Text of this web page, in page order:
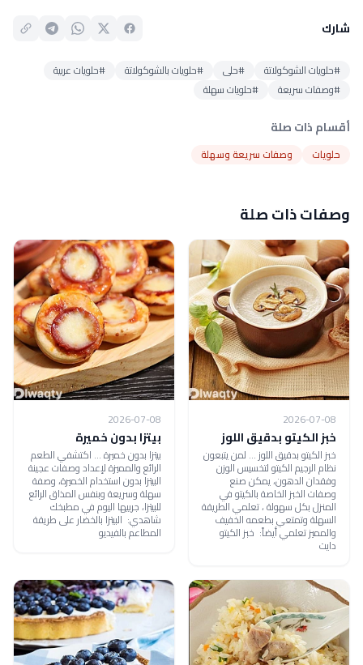
شارك
#حلويات الشوكولاتة #حلى #حلويات بالشوكولاتة
#حلويات عربية
#وصفات سريعة
#حلويات سهلة
أقسام ذات صلة
حلويات وصفات سريعة وسهلة
وصفات ذات صلة
2026-07-08
خبز الكيتو بدقيق اللوز
خبز الكيتو بدقيق اللوز ... لمن يتبعون
نظام الرجيم الكيتو لتخسيس الوزن
وفقدان الدهون، يمكن صنع
وصفات الخبز الخاصة بالكيتو في
المنزل بكل سهولة ، تعلمي الطريقة
السهلة وتمتعي بطعمه الخفيف
والمميز تعلمي أيضاً: خبز الكيتو
دايت
2026-07-08
بيتزا بدون خميرة
بيتزا بدون خميرة ... اكتشفي الطعم
الرائع والمميزة لإعداد وصفات عجينة
البيتزا بدون استخدام الخميرة، وصفة
سهلة وسريعة وبنفس المذاق الرائع
للبيتزا، جربيها اليوم في مطبخك
شاهدي: البيتزا بالخضار على طريقة
المطاعم بالفيديو